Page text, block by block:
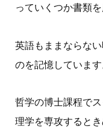
っていくつか書類
英語もままならな
のを記憶しています
哲学の博士課程で
理学を専攻すると